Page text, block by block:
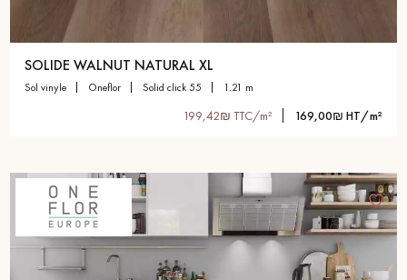
SOLIDE WALNUT NATURAL XL
sol vinyle oneflor solid click 55 1.21 m
199,42₪ TTC/m² 169,00₪ HT/m²